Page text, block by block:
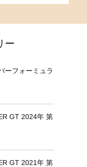
ー
ーフォーミュラ
GT 2024年 第
GT 2021年 第